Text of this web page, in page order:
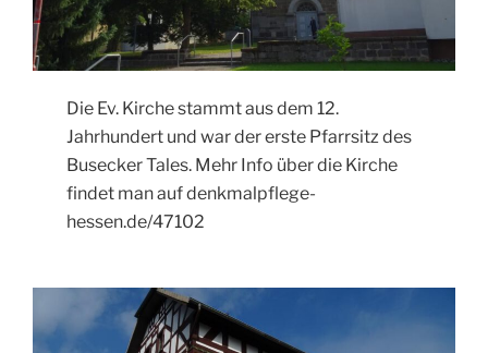
Die Ev. Kirche stammt aus dem 12.
Jahrhundert und war der erste Pfarrsitz des
Busecker Tales. Mehr Info über die Kirche
findet man auf denkmalpflege-
hessen.de/47102